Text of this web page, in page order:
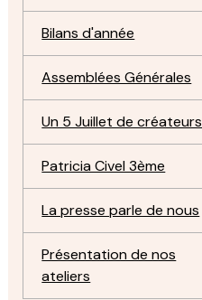
Bilans d'année
Assemblées Générales
Un 5 Juillet de créateurs
Patricia Civel 3ème
La presse parle de nous
Présentation de nos
ateliers